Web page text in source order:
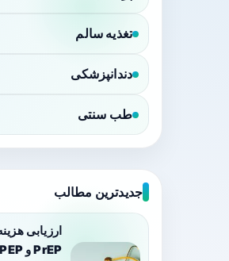
تغذیه سالم
دندانپزشکی
طب سنتی
جدیدترین مطالب
ارزیابی